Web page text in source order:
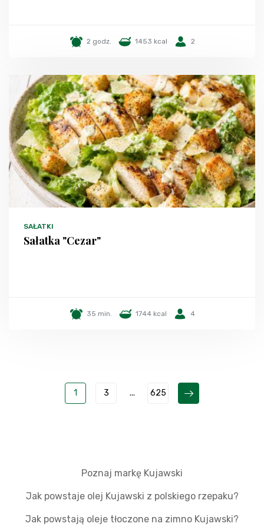
2 godz. 1453 kcal 2
SAŁATKI
Sałatka "Cezar"
35 min. 1744 kcal 4
1 3 ... 625
Poznaj markę Kujawski
Jak powstaje olej Kujawski z polskiego rzepaku?
Jak powstają oleje tłoczone na zimno Kujawski?